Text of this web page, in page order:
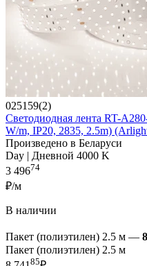
025159(2)
Светодиодная лента RT-
W/m, IP20, 2835, 2.5m)
Произведено в Беларуси
Day | Дневной 4000 K
3 49674
₽/м
В наличии
Пакет (полиэтилен) 2.5 м —
Пакет (полиэтилен) 2.5 м
85